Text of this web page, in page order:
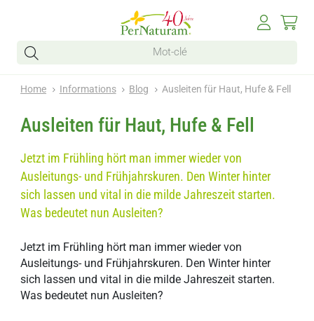
Home Informations Blog Ausleiten für Haut, Hufe & Fell
Ausleiten für Haut, Hufe & Fell
Jetzt im Frühling hört man immer wieder von
Ausleitungs- und Frühjahrskuren. Den Winter hinter
sich lassen und vital in die milde Jahreszeit starten.
Was bedeutet nun Ausleiten?
Jetzt im Frühling hört man immer wieder von
Ausleitungs- und Frühjahrskuren. Den Winter hinter
sich lassen und vital in die milde Jahreszeit starten.
Was bedeutet nun Ausleiten?